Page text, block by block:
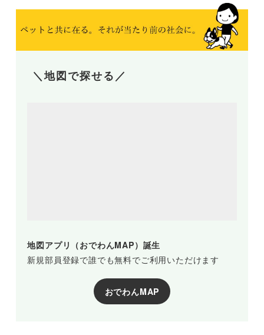
＼地図で探せる／
地図アプリ（おでわんMAP）誕生
新規部員登録で誰でも無料でご利用いただけます
おでわんMAP